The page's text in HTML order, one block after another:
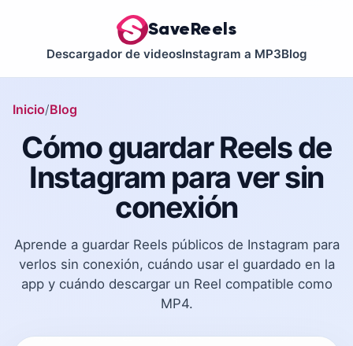
SaveReels
Descargador de videosInstagram a MP3Blog
Inicio Blog
Cómo guardar Reels de
Instagram para ver sin
conexión
Aprende a guardar Reels públicos de Instagram para
verlos sin conexión, cuándo usar el guardado en la
app y cuándo descargar un Reel compatible como
MP4.